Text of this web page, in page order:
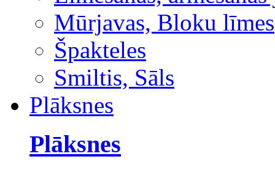
Mūrjavas, Bloku līmes
Špakteles
Smiltis, Sāls
Plāksnes
Plāksnes